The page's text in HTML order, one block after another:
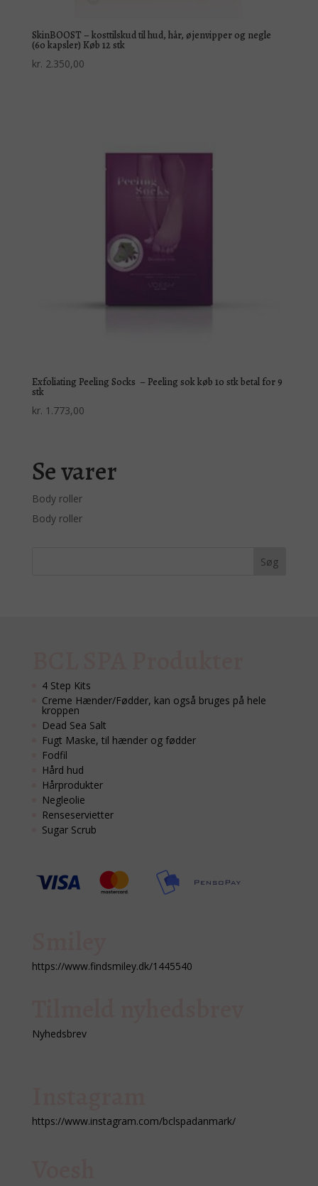
SkinBOOST – kosttilskud til hud, hår, øjenvipper og negle
(60 kapsler) Køb 12 stk
kr. 2.350,00
Exfoliating Peeling Socks – Peeling sok køb 10 stk betal for 9
stk
kr. 1.773,00
Se varer
Body roller
Body roller
4 Step Kits
Creme Hænder/Fødder, kan også bruges på hele
kroppen
Dead Sea Salt
Fugt Maske, til hænder og fødder
Fodfil
Hård hud
Hårprodukter
Negleolie
Renseservietter
Sugar Scrub
https://www.findsmiley.dk/1445540
Nyhedsbrev
https://www.instagram.com/bclspadanmark/